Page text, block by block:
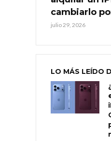
cambiarlo
julio 29, 2026
LO MÁS LEÍDO